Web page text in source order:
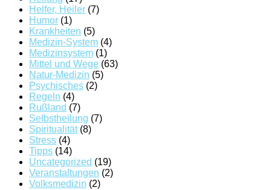
Helfer, Heiler (7)
Humor (1)
Krankheiten (5)
Medizin-System (4)
Medizinsystem (1)
Mittel und Wege (63)
Natur-Medizin (5)
Psychisches (2)
Regeln (4)
Rußland (7)
Selbstheilung (7)
Spiritualität(8)
Stress (4)
Tipps (14)
Uncategorized (19)
Veranstaltungen (2)
Volksmedizin (2)